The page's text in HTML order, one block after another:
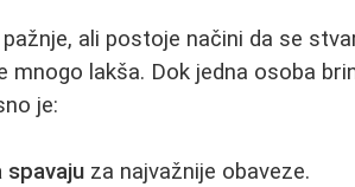
ali postoje načini da se
mnogo lakša. Dok jedna osoba
je:
za najvažnije obaveze.